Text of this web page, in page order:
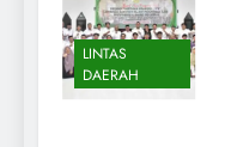
LINTAS
DAERAH